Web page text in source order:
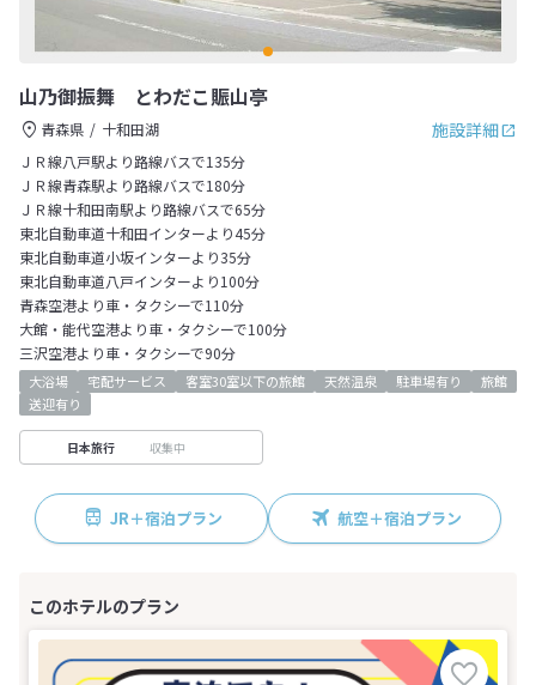
山乃御振舞 とわだこ賑山亭
施設詳細
青森県
十和田湖
ＪＲ線八戸駅より路線バスで135分
ＪＲ線青森駅より路線バスで180分
ＪＲ線十和田南駅より路線バスで65分
東北自動車道十和田インターより45分
東北自動車道小坂インターより35分
東北自動車道八戸インターより100分
青森空港より車・タクシーで110分
大館・能代空港より車・タクシーで100分
三沢空港より車・タクシーで90分
大浴場 宅配サービス 客室30室以下の旅館 天然温泉 駐車場有り
旅館
送迎有り
日本旅行 収集中
JR＋宿泊プラン 航空＋宿泊プラン